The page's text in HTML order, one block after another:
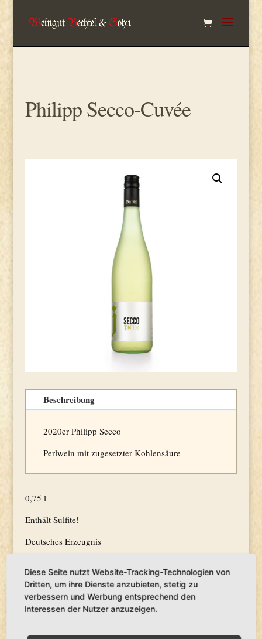
Philipp Secco-Cuvée
Beschreibung
2020er Philipp Secco
Perlwein mit zugesetzter Kohlensäure
0,75 l
Enthält Sulfite!
Deutsches Erzeugnis
Lieferzeit:3-4 Tage
6,50€
Diese Seite nutzt Website-Tracking-Technologien von
Dritten, um ihre Dienste anzubieten, stetig zu
verbessern und Werbung entsprechend den
Interessen der Nutzer anzuzeigen.